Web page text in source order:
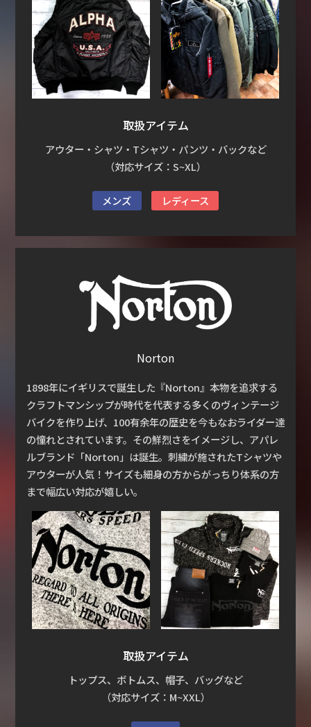
取扱アイテム
アウター・シャツ・Tシャツ・パンツ・バックなど
（対応サイズ：S~XL）
メンズ レディース
Norton
1898年にイギリスで誕生した『Norton』本物を追求する
クラフトマンシップが時代を代表する多くのヴィンテージ
バイクを作り上げ、100有余年の歴史を今もなおライダー達
の憧れとされています。その鮮烈さをイメージし、アパレ
ルブランド「Norton」は誕生。刺繍が施されたTシャツや
アウターが人気！サイズも細身の方からがっちり体系の方
まで幅広い対応が嬉しい。
取扱アイテム
トップス、ボトムス、帽子、バッグなど
（対応サイズ：M~XXL）